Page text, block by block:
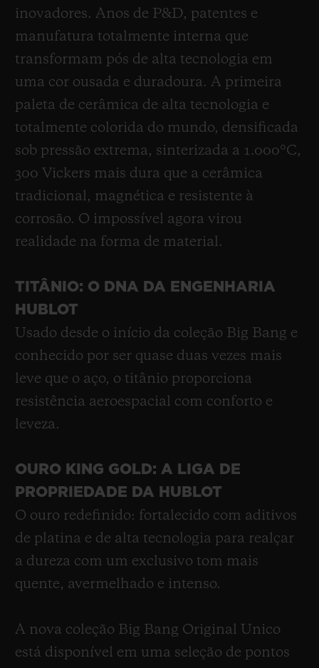
inovadores. Anos de P&D, patentes e
manufatura totalmente interna que
transformam pós de alta tecnologia em
uma cor ousada e duradoura. A primeira
paleta de cerâmica de alta tecnologia e
totalmente colorida do mundo, densificada
sob pressão extrema, sinterizada a 1.000°C,
300 Vickers mais dura que a cerâmica
tradicional, magnética e resistente à
corrosão. O impossível agora virou
realidade na forma de material.
TITÂNIO: O DNA DA ENGENHARIA
HUBLOT
Usado desde o início da coleção Big Bang e
conhecido por ser quase duas vezes mais
leve que o aço, o titânio proporciona
resistência aeroespacial com conforto e
leveza.
OURO KING GOLD: A LIGA DE
PROPRIEDADE DA HUBLOT
O ouro redefinido: fortalecido com aditivos
de platina e de alta tecnologia para realçar
a dureza com um exclusivo tom mais
quente, avermelhado e intenso.
A nova coleção Big Bang Original Unico
está disponível em uma seleção de pontos